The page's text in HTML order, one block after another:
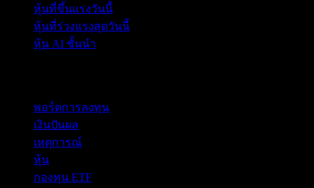
หุ้นที่ขึ้นแรงวันนี้
หุ้นที่ร่วงแรงสุดวันนี้
หุ้น AI ชั้นนำ
พอร์ตการลงทุน
เงินปันผล
เหตุการณ์
หุ้น
กองทุน ETF